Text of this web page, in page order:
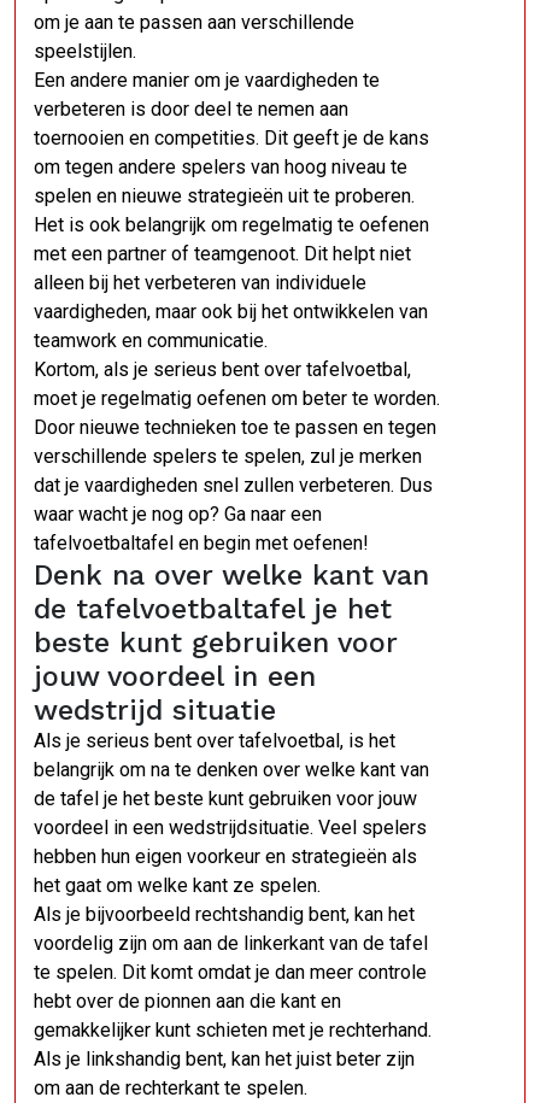
om je aan te passen aan verschillende
speelstijlen.
Een andere manier om je vaardigheden te
verbeteren is door deel te nemen aan
toernooien en competities. Dit geeft je de kans
om tegen andere spelers van hoog niveau te
spelen en nieuwe strategieën uit te proberen.
Het is ook belangrijk om regelmatig te oefenen
met een partner of teamgenoot. Dit helpt niet
alleen bij het verbeteren van individuele
vaardigheden, maar ook bij het ontwikkelen van
teamwork en communicatie.
Kortom, als je serieus bent over tafelvoetbal,
moet je regelmatig oefenen om beter te worden.
Door nieuwe technieken toe te passen en tegen
verschillende spelers te spelen, zul je merken
dat je vaardigheden snel zullen verbeteren. Dus
waar wacht je nog op? Ga naar een
tafelvoetbaltafel en begin met oefenen!
Denk na over welke kant van
de tafelvoetbaltafel je het
beste kunt gebruiken voor
jouw voordeel in een
wedstrijd situatie
Als je serieus bent over tafelvoetbal, is het
belangrijk om na te denken over welke kant van
de tafel je het beste kunt gebruiken voor jouw
voordeel in een wedstrijdsituatie. Veel spelers
hebben hun eigen voorkeur en strategieën als
het gaat om welke kant ze spelen.
Als je bijvoorbeeld rechtshandig bent, kan het
voordelig zijn om aan de linkerkant van de tafel
te spelen. Dit komt omdat je dan meer controle
hebt over de pionnen aan die kant en
gemakkelijker kunt schieten met je rechterhand.
Als je linkshandig bent, kan het juist beter zijn
om aan de rechterkant te spelen.